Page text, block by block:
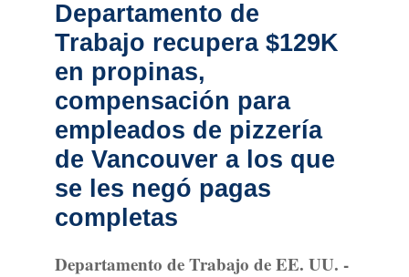
Departamento de
Trabajo recupera $129K
en propinas,
compensación para
empleados de pizzería
de Vancouver a los que
se les negó pagas
completas
Departamento de Trabajo de EE. UU. -